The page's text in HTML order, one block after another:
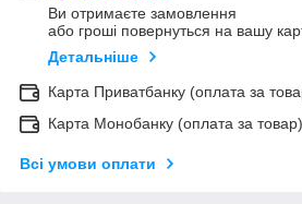
Ви отримаєте замовлення
або гроші повернуться на вашу
Детальніше
Карта Приватбанку (оплата за
Карта Монобанку (оплата за товар)
Всі умови оплати